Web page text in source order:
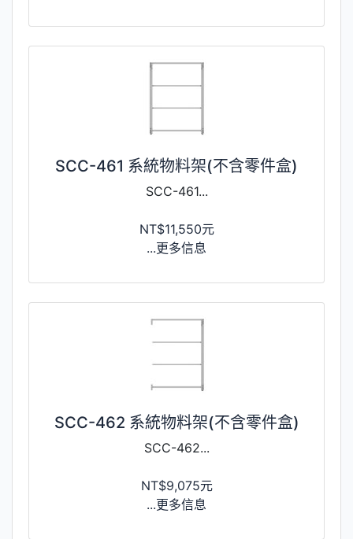
SCC-461 系統物料架(不含零件盒)
SCC-461...
NT$11,550元
...更多信息
SCC-462 系統物料架(不含零件盒)
SCC-462...
NT$9,075元
...更多信息